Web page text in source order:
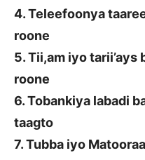
4. Teleefoonya
roone
5. Tii,am iyo tarii’ays
roone
6. Tobankiya labadi
taagto
7. Tubba iyo